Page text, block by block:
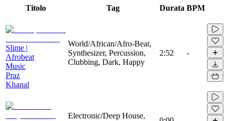
Titolo Tag Durata BPM
Slime |
Afrobeat
Music
Praz
Khanal
World/African/Afro-Beat,
Synthesizer, Percussion,
Clubbing, Dark, Happy
2:52 -
Electronic/Deep House,